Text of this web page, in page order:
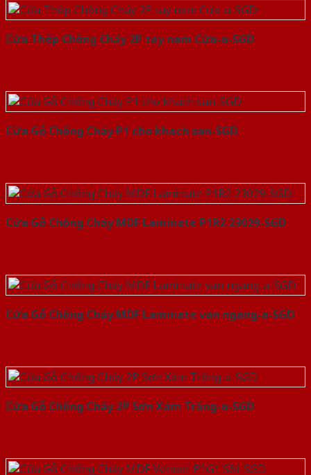
Cửa Thép Chống Cháy 2P tay nam Cửa-a-SGD
Cửa Gỗ Chống Cháy P1 cho khach san-SGD
Cửa Gỗ Chống Cháy MDF Laminate P1R2 23029-SGD
Cửa Gỗ Chống Cháy MDF Laminate van ngang-a-SGD
Cửa Gỗ Chống Cháy 2P Sơn Xám Trắng-a-SGD